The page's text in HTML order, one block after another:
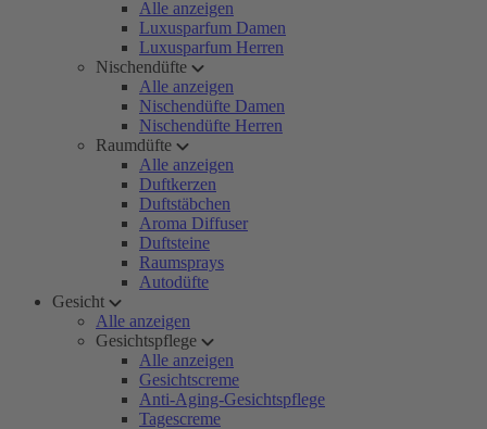
Alle anzeigen
Luxusparfum Damen
Luxusparfum Herren
Nischendüfte
Alle anzeigen
Nischendüfte Damen
Nischendüfte Herren
Raumdüfte
Alle anzeigen
Duftkerzen
Duftstäbchen
Aroma Diffuser
Duftsteine
Raumsprays
Autodüfte
Gesicht
Alle anzeigen
Gesichtspflege
Alle anzeigen
Gesichtscreme
Anti-Aging-Gesichtspflege
Tagescreme